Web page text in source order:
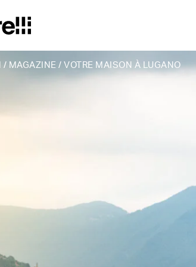
/ MAGAZINE /VOTRE MAISON À LUGANO